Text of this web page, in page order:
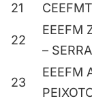
21
22
EEEFM
– SERRA
23
EEEFM